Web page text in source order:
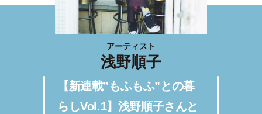
アーティスト
浅野順子
【新連載”もふもふ”との暮
らしVol.1】浅野順子さんと